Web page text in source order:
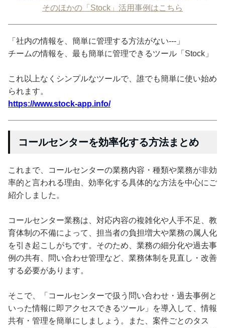
そのほかの「Stock」活用事例はこちら
「社内の情報を、簡単に管理する方法がない---」
チームの情報を、最も簡単に管理できるツール「Stock」
これ以上なくシンプルなツールで、誰でも簡単に使い始め
られます。
https://www.stock-app.info/
コールセンターを効率化する方法まとめ
これまで、コールセンターの業務内容・種類や業務が非効
率的と言われる理由、効率化する具体的な方法を中心にご
紹介しました。
コールセンター業務は、対応内容の複雑化や人手不足、教
育体制の不備によって、担当者の負担増大や業務の属人化
を引き起こしがちです。そのため、業務の細分化や過去事
例の共有、問い合わせ管理など、業務体制を見直し・改善
する必要があります。
そこで、「コールセンターで扱う問い合わせ・過去事例と
いった情報に即アクセスできるツール」を導入して、情報
共有・管理を簡単にしましょう。また、案件ごとのタス